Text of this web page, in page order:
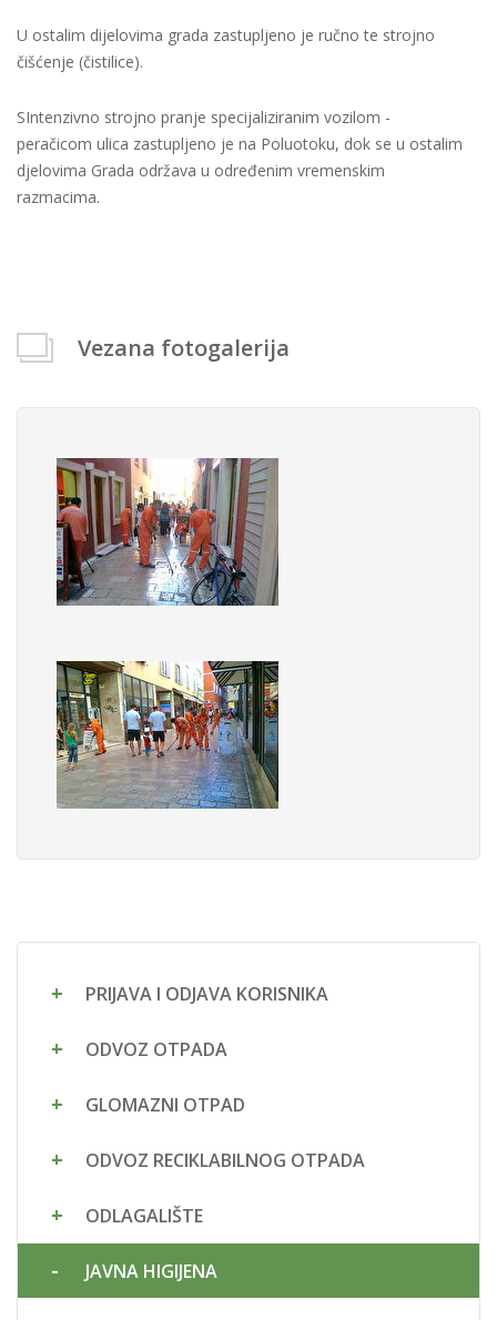
U ostalim dijelovima grada zastupljeno je ručno te strojno
čišćenje (čistilice).
SIntenzivno strojno pranje specijaliziranim vozilom -
peračicom ulica zastupljeno je na Poluotoku, dok se u ostalim
djelovima Grada održava u određenim vremenskim
razmacima.
Vezana fotogalerija
PRIJAVA I ODJAVA KORISNIKA
ODVOZ OTPADA
GLOMAZNI OTPAD
ODVOZ RECIKLABILNOG OTPADA
ODLAGALIŠTE
JAVNA HIGIJENA